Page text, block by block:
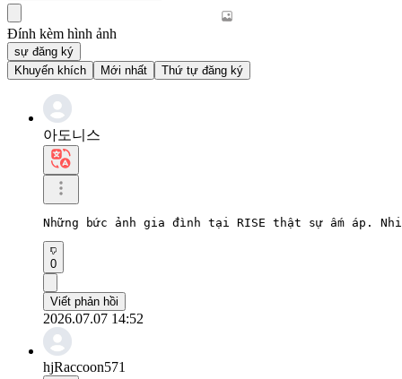
Đính kèm hình ảnh
sự đăng ký
Khuyến khích
Mới nhất Thứ tự đăng ký
아도니스
Những bức ảnh gia đình tại RISE thật sự ấm áp.
0
Viết phản hồi
2026.07.07 14:52
hjRaccoon571